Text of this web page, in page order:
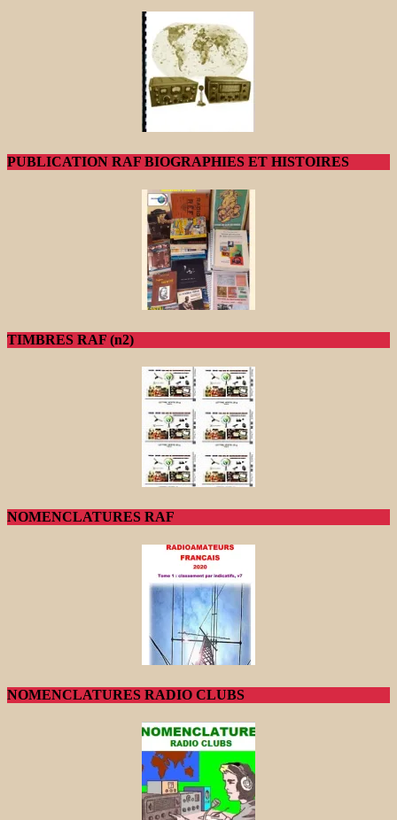
PUBLICATION RAF BIOGRAPHIES ET HISTOIRES
TIMBRES RAF (n2)
NOMENCLATURES RAF
NOMENCLATURES RADIO CLUBS